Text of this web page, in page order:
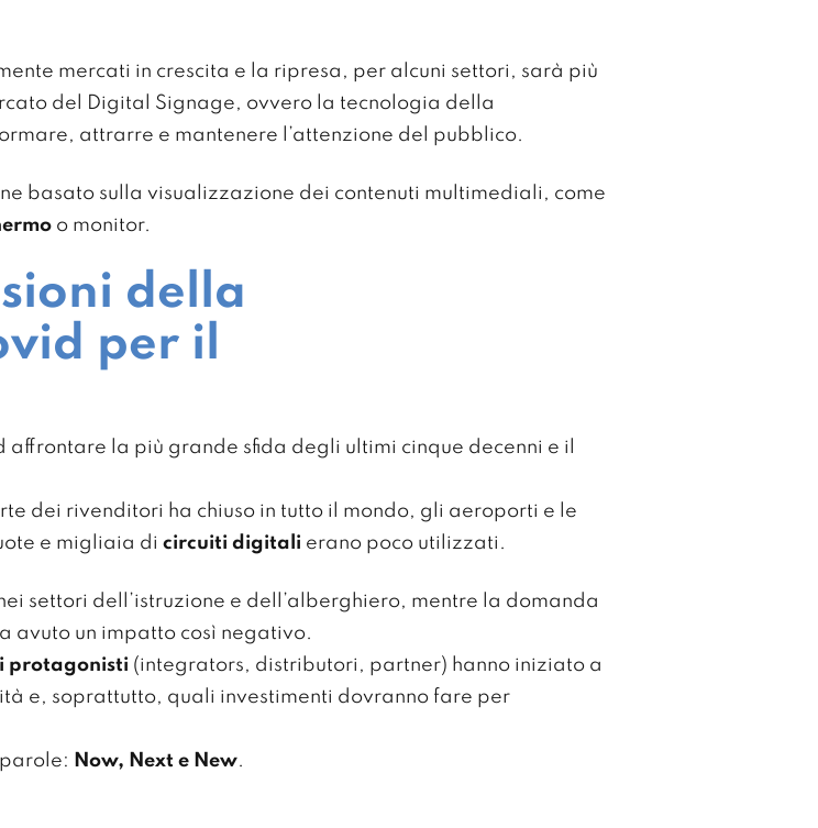
mercati in crescita e la ripresa, per alcuni settori, sarà più
del Digital Signage, ovvero la tecnologia della
attrarre e mantenere l’attenzione del pubblico.
basato sulla visualizzazione dei contenuti multimediali, come
o monitor.
della
per il
affrontare la più grande sfida degli ultimi cinque decenni e il
dei rivenditori ha chiuso in tutto il mondo, gli aeroporti e le
e migliaia di circuiti digitali erano poco utilizzati.
settori dell’istruzione e dell’alberghiero, mentre la domanda
avuto un impatto così negativo.
protagonisti (integrators, distributori, partner) hanno iniziato a
e, soprattutto, quali investimenti dovranno fare per
Now, Next e New.